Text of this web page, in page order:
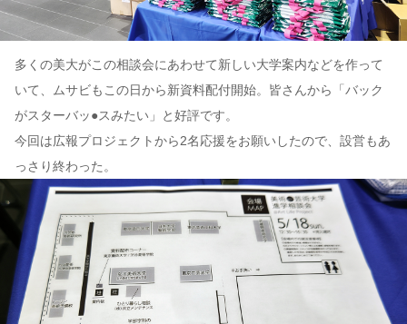
多くの美大がこの相談会にあわせて新しい大学案内などを作って
いて、ムサビもこの日から新資料配付開始。皆さんから「バック
がスターバッ●スみたい」と好評です。
今回は広報プロジェクトから2名応援をお願いしたので、設営もあ
っさり終わった。